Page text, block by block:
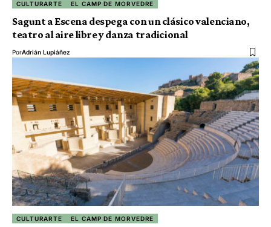
CULTURARTE EL CAMP DE MORVEDRE
Sagunt a Escena despega con un clásico valenciano,
teatro al aire libre y danza tradicional
PorAdrián Lupiáñez
CULTURARTE EL CAMP DE MORVEDRE